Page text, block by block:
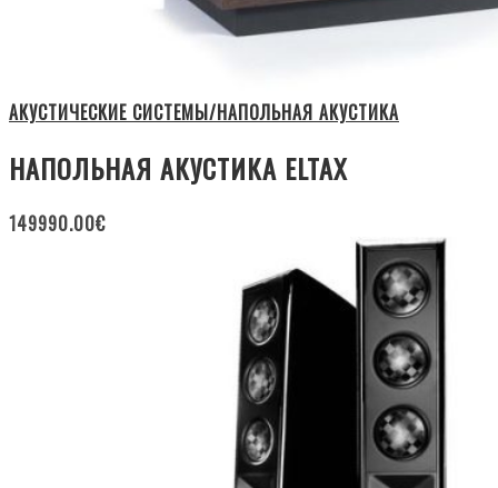
АКУСТИЧЕСКИЕ СИСТЕМЫ/НАПОЛЬНАЯ АКУСТИКА
НАПОЛЬНАЯ АКУСТИКА ELTAX
149990.00€